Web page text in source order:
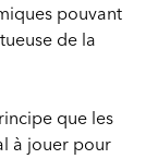
pouvant
de la
que les
à jouer pour